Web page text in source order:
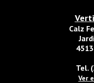
Calz
Tel.
Ver